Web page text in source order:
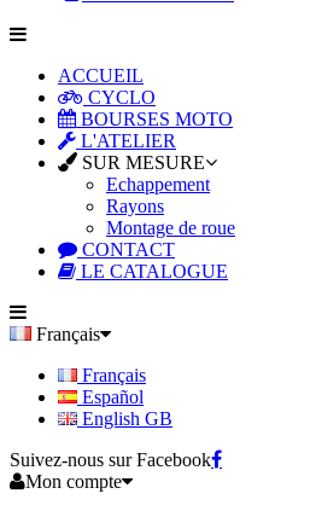
ACCUEIL
CYCLO
BOURSES MOTO
L'ATELIER
SUR MESURE
Echappement
Rayons
Montage de roue
CONTACT
LE CATALOGUE
Français
Français
Español
English GB
Suivez-nous sur Facebook
Mon compte